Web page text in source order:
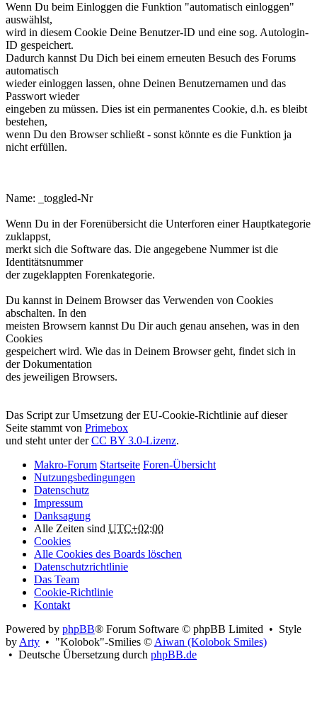
Wenn Du beim Einloggen die Funktion "automatisch einloggen"
auswählst,
wird in diesem Cookie Deine Benutzer-ID und eine sog. Autologin-
ID gespeichert.
Dadurch kannst Du Dich bei einem erneuten Besuch des Forums
automatisch
wieder einloggen lassen, ohne Deinen Benutzernamen und das
Passwort wieder
eingeben zu müssen. Dies ist ein permanentes Cookie, d.h. es bleibt
bestehen,
wenn Du den Browser schließt - sonst könnte es die Funktion ja
nicht erfüllen.
Name: _toggled-Nr
Wenn Du in der Forenübersicht die Unterforen einer Hauptkategorie
zuklappst,
merkt sich die Software das. Die angegebene Nummer ist die
Identitätsnummer
der zugeklappten Forenkategorie.
Du kannst in Deinem Browser das Verwenden von Cookies
abschalten. In den
meisten Browsern kannst Du Dir auch genau ansehen, was in den
Cookies
gespeichert wird. Wie das in Deinem Browser geht, findet sich in
der Dokumentation
des jeweiligen Browsers.
Das Script zur Umsetzung der EU-Cookie-Richtlinie auf dieser
Seite stammt von Primebox
und steht unter derCC BY 3.0-Lizenz.
Makro-Forum Startseite Foren-Übersicht
Nutzungsbedingungen
Datenschutz
Impressum
Danksagung
Alle Zeiten sind UTC+02:00
Cookies
Alle Cookies des Boards löschen
Datenschutzrichtlinie
Das Team
Cookie-Richtlinie
Kontakt
Powered by phpBB® Forum Software © phpBB Limited • Style
byArty • "Kolobok"-Smilies ©Aiwan (Kolobok Smiles)
• Deutsche Übersetzung durch phpBB.de